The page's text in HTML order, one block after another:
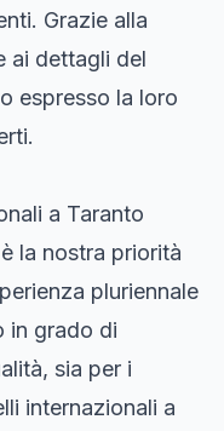
Grazie alla
ai dettagli del
espresso la loro
a Taranto
è la nostra priorità
pluriennale
in grado di
sia per i
internazionali a